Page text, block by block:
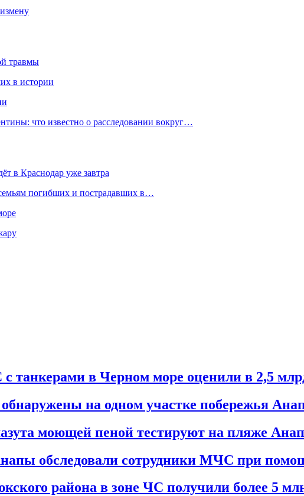
травмы
в истории
что известно о расследовании вокруг…
в Краснодар уже завтра
погибших и пострадавших в…
танкерами в Черном море оценили в 2,5
на одном участке побережья
моющей пеной тестируют на пляже
обследовали сотрудники МЧС при
района в зоне ЧС получили более 5